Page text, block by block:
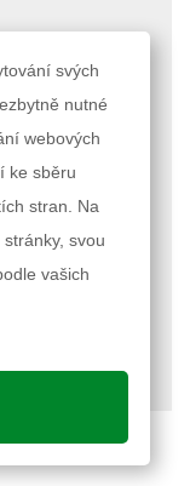
daně
svých
nutné
webových
ke sběru
stran. Na
svou
vašich